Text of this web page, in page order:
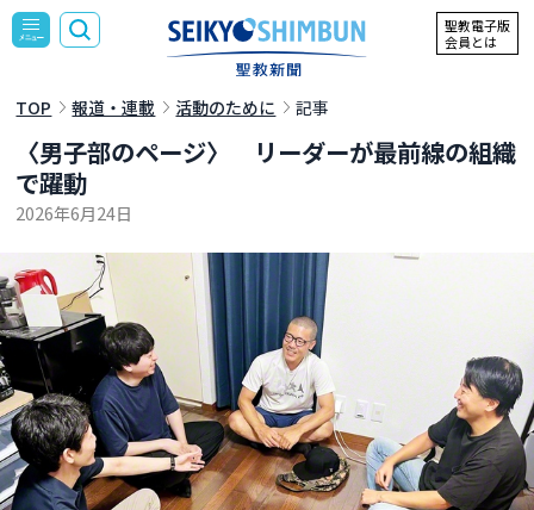
聖教電子版
会員とは
TOP 報道・連載 活動のために 記事
〈男子部のページ〉 リーダーが最前線の組織
で躍動
2026年6月24日